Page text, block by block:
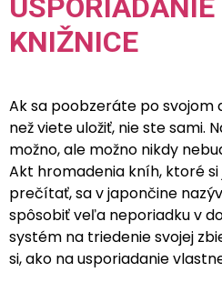
KNIŽNICE
Ak sa poobzeráte po svojom
než viete uložiť, nie ste sami.
možno, ale možno nikdy
Akt hromadenia kníh, ktoré
prečítať, sa v japončine
spôsobiť veľa neporiadku v
systém na triedenie svojej
si, ako na usporiadanie